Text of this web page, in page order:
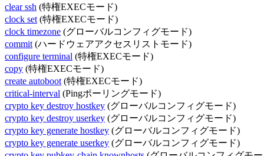
clear ssh (特権EXECモード)
clock set (特権EXECモード)
clock timezone (グローバルコンフィグモード)
commit (ハードウェアアクセスリストモード)
configure terminal (特権EXECモード)
copy (特権EXECモード)
create autoboot (特権EXECモード)
critical-interval (Pingポーリングモード)
crypto key destroy hostkey (グローバルコンフィグモード)
crypto key destroy userkey (グローバルコンフィグモード)
crypto key generate hostkey (グローバルコンフィグモード)
crypto key generate userkey (グローバルコンフィグモード)